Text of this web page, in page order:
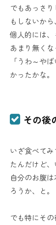
でもあっさ
もしないか
個人的には
あまり無く
「うわ～や
かったかな。
その後
いざ食べて
たんだけど
自分のお腹
ろうか、と。
でも特にそ